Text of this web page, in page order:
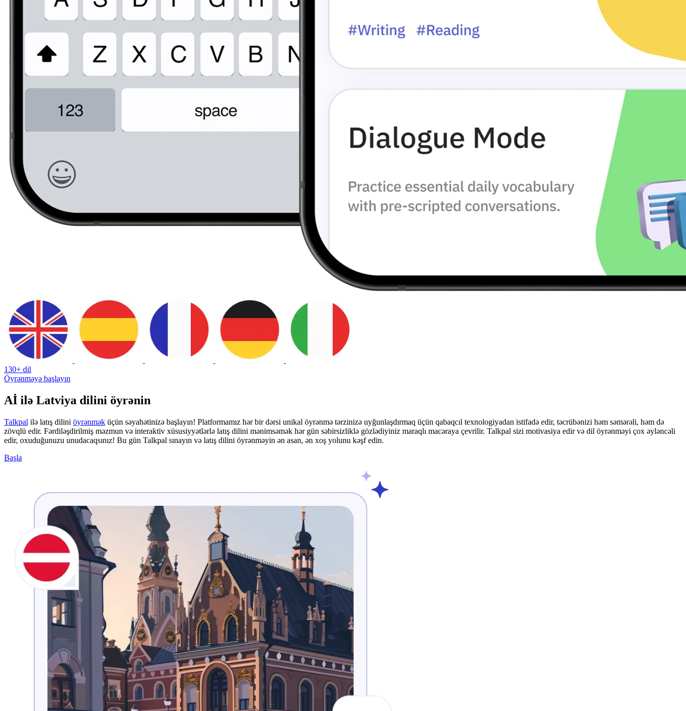
130+ dil
Öyrənməyə başlayın
Aİ ilə Latviya dilini öyrənin
Talkpal ilə latış dilini öyrənmək üçün səyahətinizə başlayın! Platformamız hər bir dərsi unikal öyrənmə tərzinizə uyğunlaşdırmaq üçün qabaqcıl texnologiyadan istifadə edir, təcrübənizi həm səmərəli, həm də
zövqlü edir. Fərdiləşdirilmiş məzmun və interaktiv xüsusiyyətlərlə latış dilini mənimsəmək hər gün səbirsizliklə gözlədiyiniz maraqlı macəraya çevrilir. Talkpal sizi motivasiya edir və dil öyrənməyi çox əyləncəli
edir, oxuduğunuzu unudacaqsınız! Bu gün Talkpal sınayın və latış dilini öyrənməyin ən asan, ən xoş yolunu kəşf edin.
Başla